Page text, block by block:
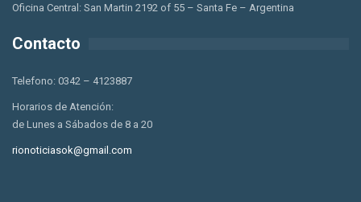
Oficina Central: San Martin 2192 of 55 – Santa Fe – Argentina
Contacto
Telefono: 0342 – 4123887
Horarios de Atención:
de Lunes a Sábados de 8 a 20
rionoticiasok@gmail.com